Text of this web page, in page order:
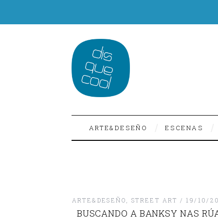
ARTE&DESEÑO ESCENAS
ARTE&DESEÑO STREET ART 19/10/
BUSCANDO A BANKSY NAS